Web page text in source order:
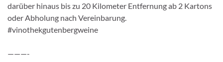
darüber hinaus bis zu 20 Kilometer Entfernung ab 2 Kartons
oder Abholung nach Vereinbarung.
#vinothekgutenbergweine
———-